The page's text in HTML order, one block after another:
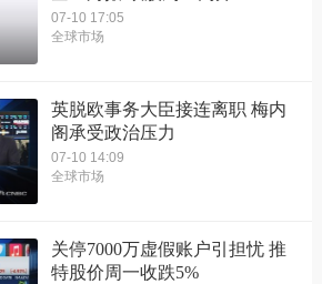
07-10 17:05
全球市场
英脱欧事务大臣接连离职 梅内
阁承受政治压力
07-10 14:09
全球市场
关停7000万虚假账户引担忧 推
特股价周一收跌5%